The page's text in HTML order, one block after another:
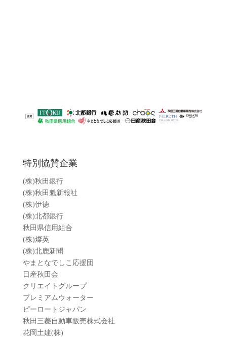
特別協賛企業
(株)秋田銀行
(株)秋田魁新報社
(株)伊徳
(株)北都銀行
秋田県信用組合
(株)燦英
(株)北鹿新聞
やまとなでしこ応援団
日産秋田会
クリエイトグループ
プレミアムウォーター
ピーロートジャパン
秋田三菱自動車販売株式会社
花岡土建(株)